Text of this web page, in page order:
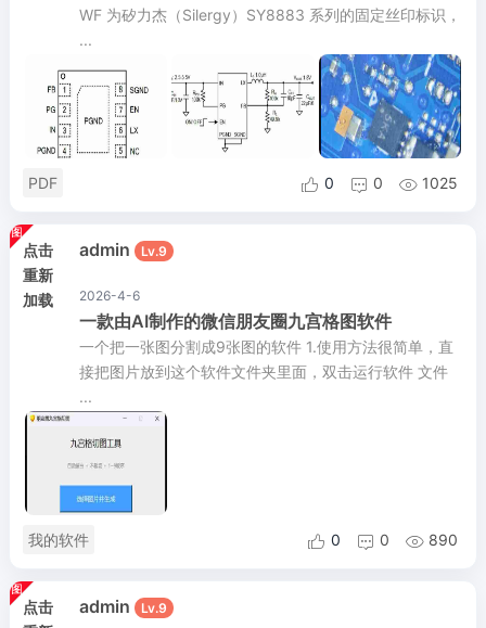
WF 为矽力杰（Silergy）SY8883 系列的固定丝印标识，
...
PDF  0  0  1025
点击
重新
加载
admin Lv.9
2026-4-6
一款由AI制作的微信朋友圈九宫格图软件
一个把一张图分割成9张图的软件 1.使用方法很简单，直
接把图片放到这个软件文件夹里面，双击运行软件 文件
...
我的软件  0  0  890
点击
admin Lv.9